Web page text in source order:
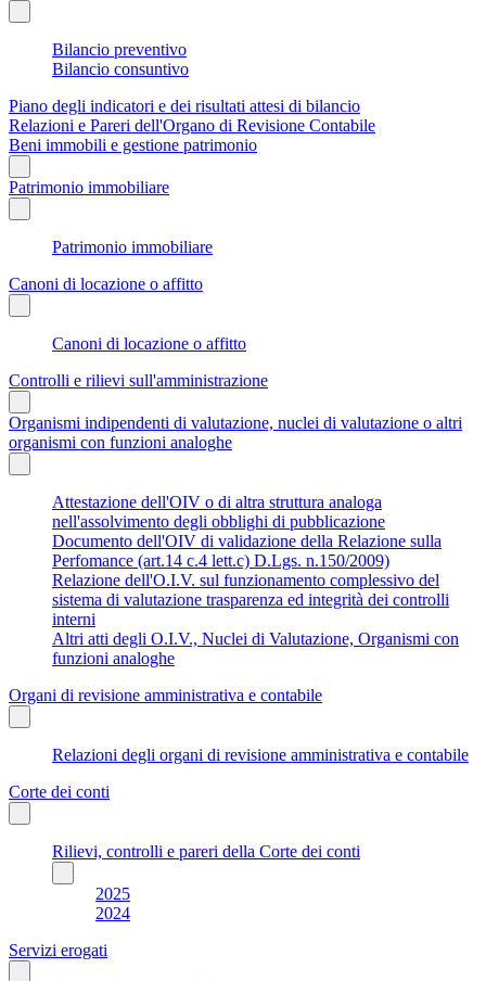
Bilancio preventivo
Bilancio consuntivo
Piano degli indicatori e dei risultati attesi di bilancio
Relazioni e Pareri dell'Organo di Revisione Contabile
Beni immobili e gestione patrimonio
Patrimonio immobiliare
Patrimonio immobiliare
Canoni di locazione o affitto
Canoni di locazione o affitto
Controlli e rilievi sull'amministrazione
Organismi indipendenti di valutazione, nuclei di valutazione o altri
organismi con funzioni analoghe
Attestazione dell'OIV o di altra struttura analoga
nell'assolvimento degli obblighi di pubblicazione
Documento dell'OIV di validazione della Relazione sulla
Perfomance (art.14 c.4 lett.c) D.Lgs. n.150/2009)
Relazione dell'O.I.V. sul funzionamento complessivo del
sistema di valutazione trasparenza ed integrità dei controlli
interni
Altri atti degli O.I.V., Nuclei di Valutazione, Organismi con
funzioni analoghe
Organi di revisione amministrativa e contabile
Relazioni degli organi di revisione amministrativa e contabile
Corte dei conti
Rilievi, controlli e pareri della Corte dei conti
2025
2024
Servizi erogati